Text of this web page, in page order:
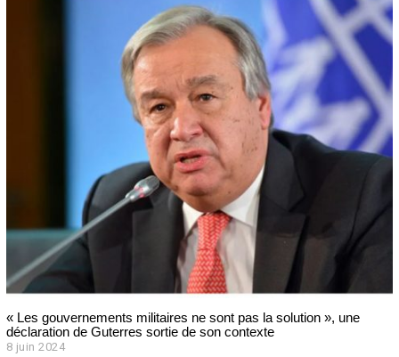
« Les gouvernements militaires ne sont pas la solution », une
déclaration de Guterres sortie de son contexte
8 juin 2024